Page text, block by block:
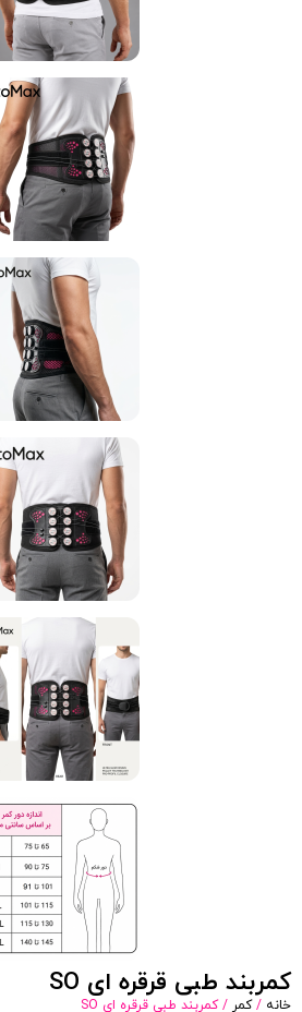
کمربند طبی قرقره ای SO
خانه /کمر / کمربند طبی قرقره ای SO